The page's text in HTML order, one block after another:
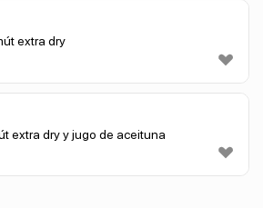
extra dry
extra dry y jugo de aceituna